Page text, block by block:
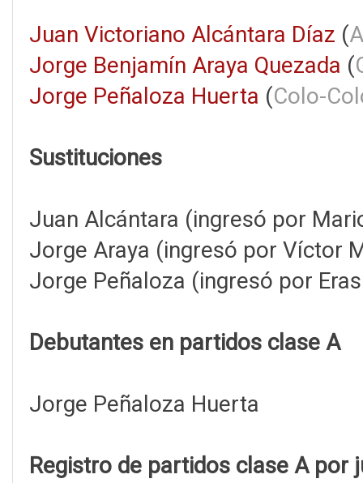
Juan Victoriano Alcántara Díaz (
Jorge Benjamín Araya Quezada (
Jorge Peñaloza Huerta (Colo-
Sustituciones
Juan Alcántara (ingresó por
Jorge Araya (ingresó por Víctor
Jorge Peñaloza (ingresó por
Debutantes en partidos clase A
Jorge Peñaloza Huerta
Registro de partidos clase A por